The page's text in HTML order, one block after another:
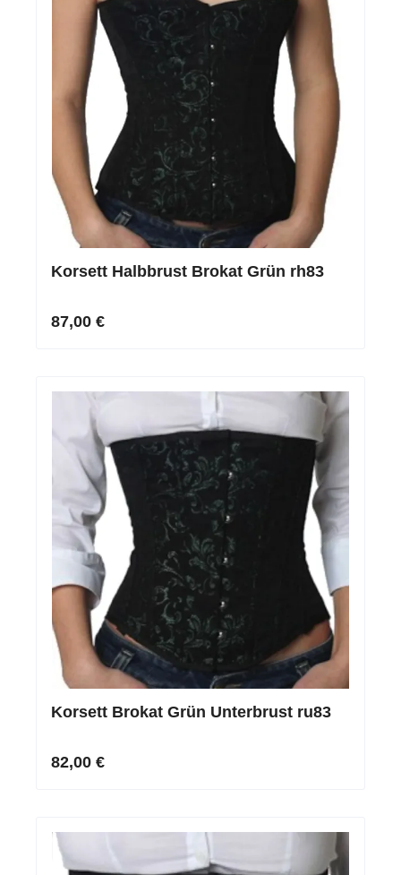
Korsett Halbbrust Brokat Grün rh83
87,00 €
Korsett Brokat Grün Unterbrust ru83
82,00 €